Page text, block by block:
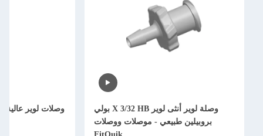
وصلة لوير أنثى لوير X 3/32 HB بولي
بروبيلين طبيعي - موصلات ووصلات
وصلات لوير عالية